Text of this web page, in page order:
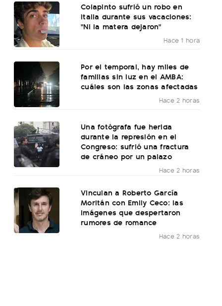
Colapinto sufrió un robo en
Italia durante sus vacaciones:
"Ni la matera dejaron"
Hace 1 hora
Por el temporal, hay miles de
familias sin luz en el AMBA:
cuáles son las zonas afectadas
Hace 2 horas
Una fotógrafa fue herida
durante la represión en el
Congreso: sufrió una fractura
de cráneo por un palazo
Hace 2 horas
Vinculan a Roberto García
Moritán con Emily Ceco: las
imágenes que despertaron
rumores de romance
Hace 2 horas